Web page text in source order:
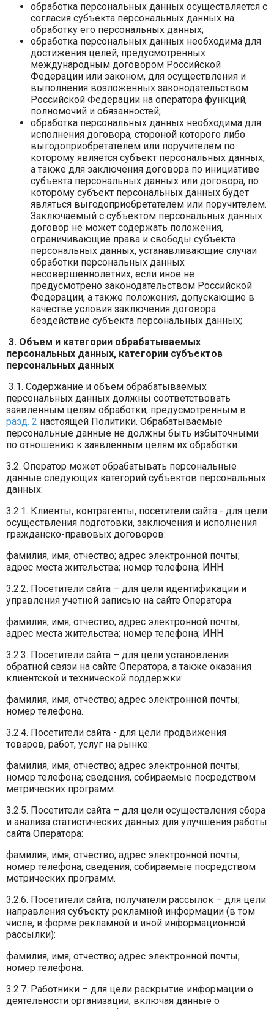
обработка персональных данных осуществляется с
согласия субъекта персональных данных на
обработку его персональных данных;
обработка персональных данных необходима для
достижения целей, предусмотренных
международным договором Российской
Федерации или законом, для осуществления и
выполнения возложенных законодательством
Российской Федерации на оператора функций,
полномочий и обязанностей;
обработка персональных данных необходима для
исполнения договора, стороной которого либо
выгодоприобретателем или поручителем по
которому является субъект персональных данных,
а также для заключения договора по инициативе
субъекта персональных данных или договора, по
которому субъект персональных данных будет
являться выгодоприобретателем или поручителем.
Заключаемый с субъектом персональных данных
договор не может содержать положения,
ограничивающие права и свободы субъекта
персональных данных, устанавливающие случаи
обработки персональных данных
несовершеннолетних, если иное не
предусмотрено законодательством Российской
Федерации, а также положения, допускающие в
качестве условия заключения договора
бездействие субъекта персональных данных;
3. Объем и категории обрабатываемых
персональных данных, категории субъектов
персональных данных
3.1. Содержание и объем обрабатываемых
персональных данных должны соответствовать
заявленным целям обработки, предусмотренным в
разд. 2 настоящей Политики. Обрабатываемые
персональные данные не должны быть избыточными
по отношению к заявленным целям их обработки.
3.2. Оператор может обрабатывать персональные
данные следующих категорий субъектов персональных
данных:
3.2.1. Клиенты, контрагенты, посетители сайта - для цели
осуществления подготовки, заключения и исполнения
гражданско-правовых договоров:
фамилия, имя, отчество; адрес электронной почты;
адрес места жительства; номер телефона; ИНН.
3.2.2. Посетители сайта – для цели идентификации и
управления учетной записью на сайте Оператора:
фамилия, имя, отчество; адрес электронной почты;
адрес места жительства; номер телефона; ИНН.
3.2.3. Посетители сайта – для цели установления
обратной связи на сайте Оператора, а также оказания
клиентской и технической поддержки:
фамилия, имя, отчество; адрес электронной почты;
номер телефона.
3.2.4. Посетители сайта - для цели продвижения
товаров, работ, услуг на рынке:
фамилия, имя, отчество; адрес электронной почты;
номер телефона; сведения, собираемые посредством
метрических программ.
3.2.5. Посетители сайта – для цели осуществления сбора
и анализа статистических данных для улучшения работы
сайта Оператора:
фамилия, имя, отчество; адрес электронной почты;
номер телефона; сведения, собираемые посредством
метрических программ.
3.2.6. Посетители сайта, получатели рассылок – для цели
направления субъекту рекламной информации (в том
числе, в форме рекламной и иной информационной
рассылки):
фамилия, имя, отчество; адрес электронной почты;
номер телефона.
3.2.7. Работники – для цели раскрытие информации о
деятельности организации, включая данные о